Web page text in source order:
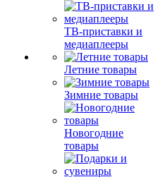
ТВ-приставки и
медиаплееры
Летние товары
Зимние товары
Новогодние
товары